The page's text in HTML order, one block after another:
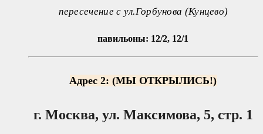
пересечение с ул.Горбунова (Кунцево)
павильоны: 12/2, 12/1
Адрес 2: (МЫ ОТКРЫЛИСЬ!)
г. Москва, ул. Максимова, 5, стр. 1